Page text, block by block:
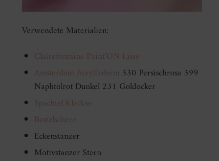
Verwendete Materialien:
Clairefontaine Paint’ON Lisse
Amsterdam Acrylfarben: 330 Persischrosa 399
Naphtolrot Dunkel 231 Goldocker
Spachtel Kleckse
Bastelschere
Eckenstanzer
Motivstanzer Stern